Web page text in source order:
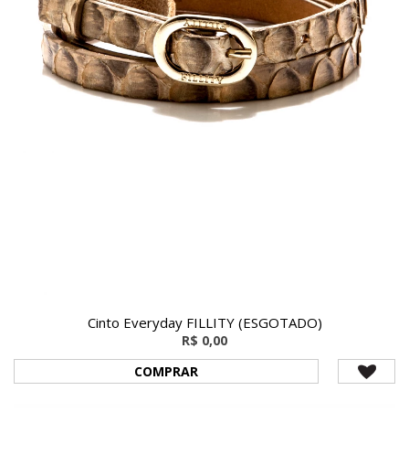
Cinto Everyday FILLITY (ESGOTADO)
R$ 0,00
COMPRAR